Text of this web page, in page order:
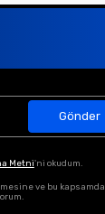
Gönder
Metni'ni okudum.
ve bu kapsamda